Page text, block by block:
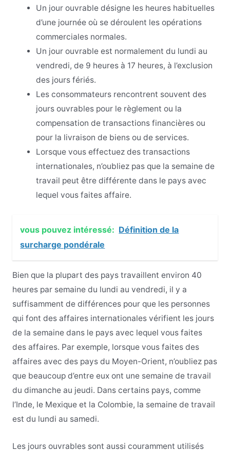
Un jour ouvrable désigne les heures habituelles
d’une journée où se déroulent les opérations
commerciales normales.
Un jour ouvrable est normalement du lundi au
vendredi, de 9 heures à 17 heures, à l’exclusion
des jours fériés.
Les consommateurs rencontrent souvent des
jours ouvrables pour le règlement ou la
compensation de transactions financières ou
pour la livraison de biens ou de services.
Lorsque vous effectuez des transactions
internationales, n’oubliez pas que la semaine de
travail peut être différente dans le pays avec
lequel vous faites affaire.
vous pouvez intéressé: Définition de la
surcharge pondérale
Bien que la plupart des pays travaillent environ 40
heures par semaine du lundi au vendredi, il y a
suffisamment de différences pour que les personnes
qui font des affaires internationales vérifient les jours
de la semaine dans le pays avec lequel vous faites
des affaires. Par exemple, lorsque vous faites des
affaires avec des pays du Moyen-Orient, n’oubliez pas
que beaucoup d’entre eux ont une semaine de travail
du dimanche au jeudi. Dans certains pays, comme
l’Inde, le Mexique et la Colombie, la semaine de travail
est du lundi au samedi.
Les jours ouvrables sont aussi couramment utilisés